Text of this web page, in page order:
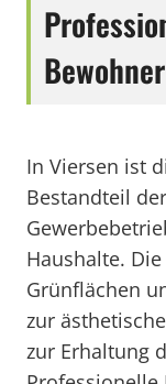
In Viersen ist
Bestandteil
Haushalte.
Grünflächen
zur
zur Erhaltung